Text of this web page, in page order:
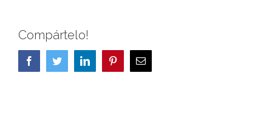
Compártelo!
FacebookTwitterLinkedIn PinterestCorreo
electrónico